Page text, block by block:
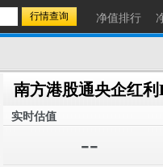
净值排行
实时估值
--